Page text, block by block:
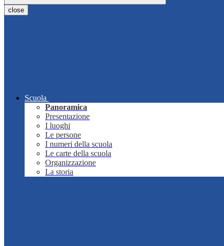
close
Scuola
Panoramica
Presentazione
I luoghi
Le persone
I numeri della scuola
Le carte della scuola
Organizzazione
La storia